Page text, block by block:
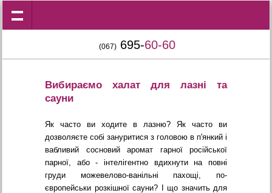
(067) 695-60-60
Вибираємо халат для лазні та
сауни
Як часто ви ходите в лазню? Як часто ви
дозволяєте собі зануритися з головою в п'янкий і
вабливий сосновий аромат гарної російської
парної, або - інтелігентно вдихнути на повні
груди можевелово-ванільні пахощі, по-
європейськи розкішної сауни? І що значить для